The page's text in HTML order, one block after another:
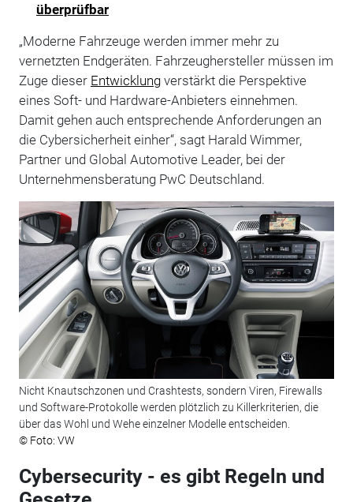
überprüfbar
„Moderne Fahrzeuge werden immer mehr zu
vernetzten Endgeräten. Fahrzeughersteller müssen im
Zuge dieser Entwicklungverstärkt die Perspektive
eines Soft- und Hardware-Anbieters einnehmen.
Damit gehen auch entsprechende Anforderungen an
die Cybersicherheit einher“, sagt Harald Wimmer,
Partner und Global Automotive Leader, bei der
Unternehmensberatung PwC Deutschland.
Nicht Knautschzonen und Crashtests, sondern Viren, Firewalls
und Software-Protokolle werden plötzlich zu Killerkriterien, die
über das Wohl und Wehe einzelner Modelle entscheiden.
© Foto: VW
Cybersecurity - es gibt Regeln und